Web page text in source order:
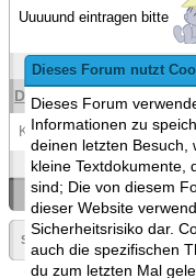
Dieses Forum nutzt
Dieses Forum
Informationen zu
deinen letzten Besuch,
kleine Textdokumente,
sind; Die von diesem
dieser Website
Sicherheitsrisiko dar.
auch die spezifischen
du zum letzten Mal
Uuuuund eintragen bitte
Dashlinux
Könnte man mich bitte auf
«Ein
Seite: